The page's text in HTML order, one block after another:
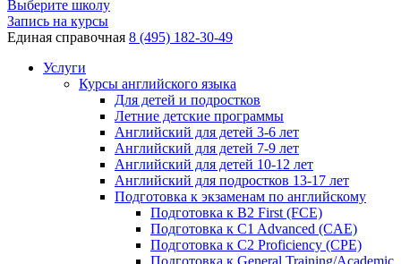
Выберите школу
Запись на курсы
Единая справочная 8 (495) 182-30-49
Услуги
Курсы английского языка
Для детей и подростков
Летние детские программы
Английский для детей 3-6 лет
Английский для детей 7-9 лет
Английский для детей 10-12 лет
Английский для подростков 13-17 лет
Подготовка к экзаменам по английскому
Подготовка к B2 First (FCE)
Подготовка к C1 Advanced (CAE)
Подготовка к C2 Proficiency (CPE)
Подготовка к General Training/Academic